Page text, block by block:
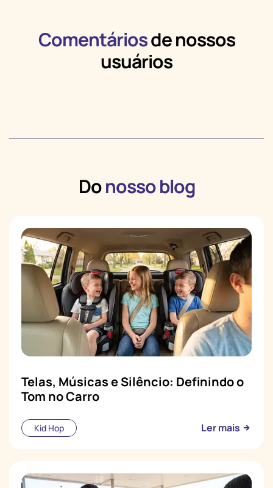
Comentáriosde nossos
usuários
Donosso blog
Telas, Músicas e Silêncio: Definindo o
Tom no Carro
Kid Hop Ler mais